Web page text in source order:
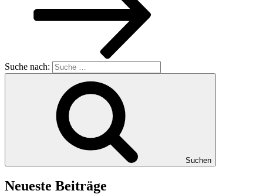
Suche nach:
Suchen
Neueste Beiträge